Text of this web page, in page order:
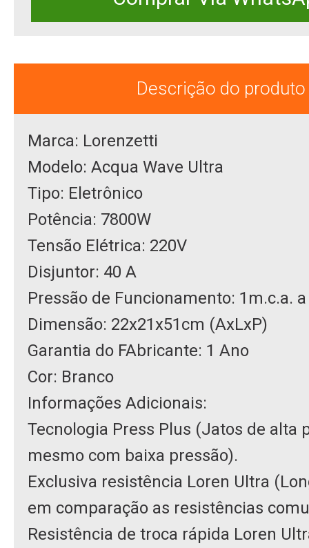
Descrição do produto
Marca: Lorenzetti
Modelo: Acqua Wave Ultra
Tipo: Eletrônico
Potência: 7800W
Tensão Elétrica: 220V
Disjuntor: 40 A
Pressão de Funcionamento: 1m.c.a.
Dimensão: 22x21x51cm (AxLxP)
Garantia do FAbricante: 1 Ano
Cor: Branco
Informações Adicionais:
Tecnologia Press Plus (Jatos de alta
mesmo com baixa pressão).
Exclusiva resistência Loren Ultra
em comparação as resistências
Resistência de troca rápida Loren